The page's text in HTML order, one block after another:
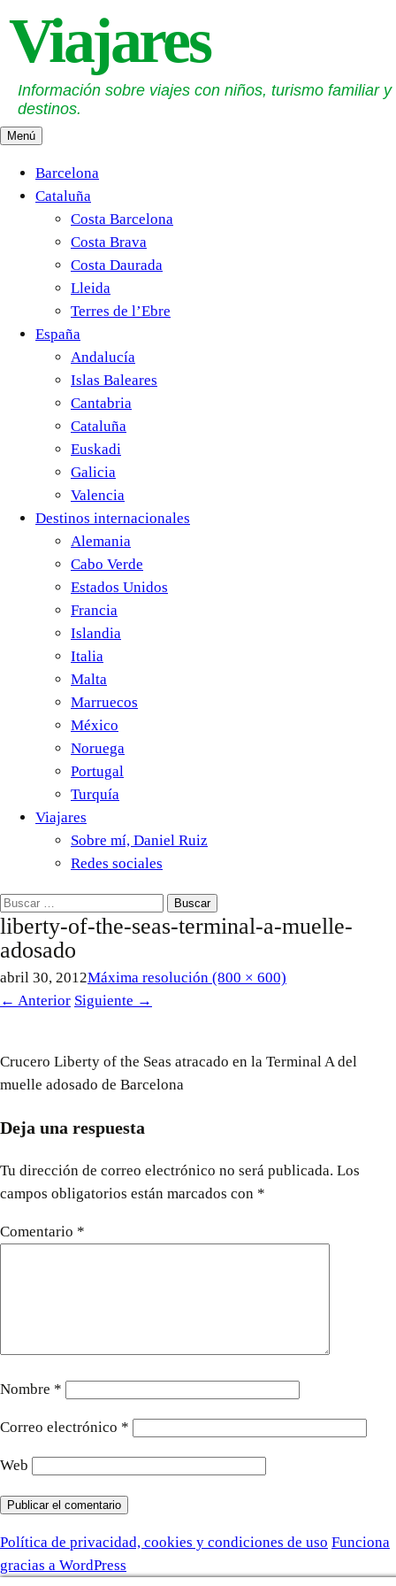
contenido
Viajares
Información sobre viajes con niños, turismo familiar y
destinos.
Menú
Barcelona
Cataluña
Costa Barcelona
Costa Brava
Costa Daurada
Lleida
Terres de l’Ebre
España
Andalucía
Islas Baleares
Cantabria
Cataluña
Euskadi
Galicia
Valencia
Destinos internacionales
Alemania
Cabo Verde
Estados Unidos
Francia
Islandia
Italia
Malta
Marruecos
México
Noruega
Portugal
Turquía
Viajares
Sobre mí, Daniel Ruiz
Redes sociales
Buscar:
liberty-of-the-seas-terminal-a-muelle-
adosado
abril 30, 2012Máxima resolución (800 × 600)
← Anterior Siguiente →
Crucero Liberty of the Seas atracado en la Terminal A del
muelle adosado de Barcelona
Deja una respuesta
Tu dirección de correo electrónico no será publicada. Los
campos obligatorios están marcados con *
Comentario *
Nombre *
Correo electrónico *
Web
Política de privacidad, cookies y condiciones de uso Funciona
gracias a WordPress